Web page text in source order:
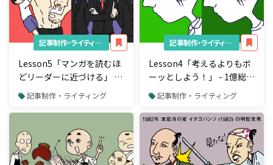
記事制作・ライティング
Lesson5「マンガを読むほ
どリーダーに近づける」 - 1
億総作り手時代に"子ども
記事制作・ライティング
記事制作・ライティング
Lesson4「考えるよりもボ
ーッとしよう！」 - 1億総作
り手時代に"子どもがクリ
記事制作・ライティング